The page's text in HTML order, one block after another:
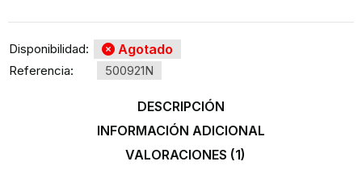
Disponibilidad: Agotado
Referencia: 500921N
DESCRIPCIÓN
INFORMACIÓN ADICIONAL
VALORACIONES (1)